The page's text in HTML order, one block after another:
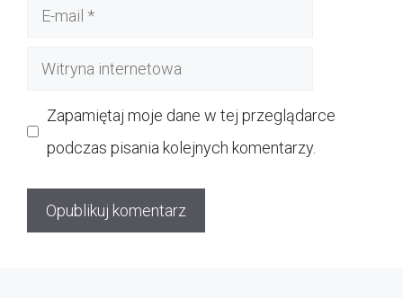
Witryna
Zapamiętaj moje dane w tej przeglądarce
podczas pisania kolejnych komentarzy.